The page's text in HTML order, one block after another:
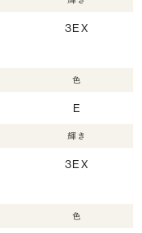
3EX
色
E
輝き
3EX
色